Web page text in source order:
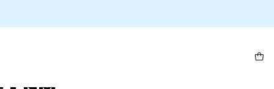
- NM
Tsareena - 016/195 -